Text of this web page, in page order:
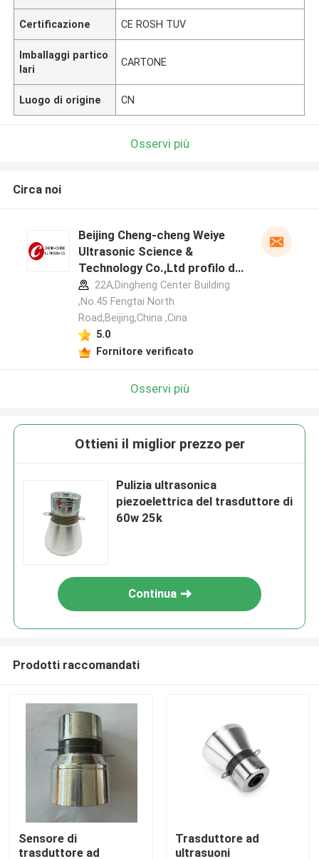
Certificazione CE ROSH TUV
Imballaggi partico
lari
CARTONE
Luogo di origine CN
Osservi più
Circa noi
Beijing Cheng-cheng Weiye
Ultrasonic Science &
Technology Co.,Ltd profilo del
produttore
22A,Dingheng Center Building
,No.45 Fengtai North
Road,Beijing,China ,Cina
5.0
Fornitore verificato
Osservi più
Ottieni il miglior prezzo per
Pulizia ultrasonica
piezoelettrica del trasduttore di
60w 25k
Continua
Prodotti raccomandati
Sensore di
trasduttore ad
Trasduttore ad
ultrasuoni